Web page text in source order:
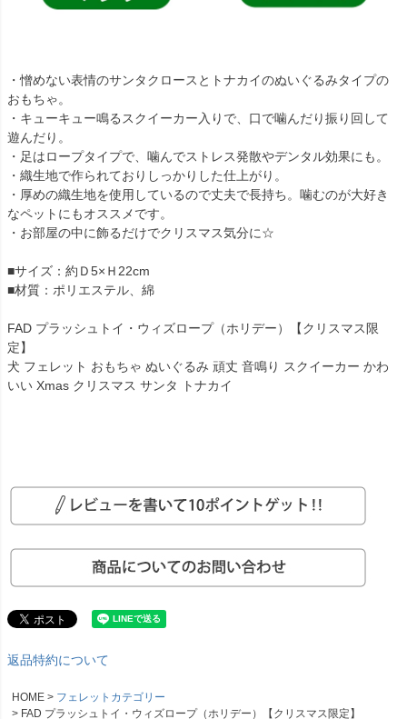
・憎めない表情のサンタクロースとトナカイのぬいぐるみタイプの
おもちゃ。
・キューキュー鳴るスクイーカー入りで、口で噛んだり振り回して
遊んだり。
・足はロープタイプで、噛んでストレス発散やデンタル効果にも。
・織生地で作られておりしっかりした仕上がり。
・厚めの織生地を使用しているので丈夫で長持ち。噛むのが大好き
なペットにもオススメです。
・お部屋の中に飾るだけでクリスマス気分に☆
■サイズ：約Ｄ5×Ｈ22cm
■材質：ポリエステル、綿
FAD プラッシュトイ・ウィズロープ（ホリデー）【クリスマス限
定】
犬 フェレット おもちゃ ぬいぐるみ 頑丈 音鳴り スクイーカー かわ
いい Xmas クリスマス サンタ トナカイ
返品特約について
HOME
フェレットカテゴリー
FAD プラッシュトイ・ウィズロープ（ホリデー）【クリスマス限定】